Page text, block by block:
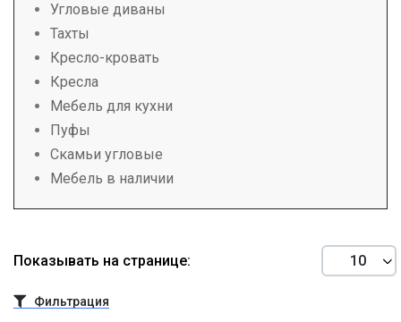
Угловые диваны
Тахты
Кресло-кровать
Кресла
Мебель для кухни
Пуфы
Скамьи угловые
Мебель в наличии
Показывать на странице:
Фильтрация